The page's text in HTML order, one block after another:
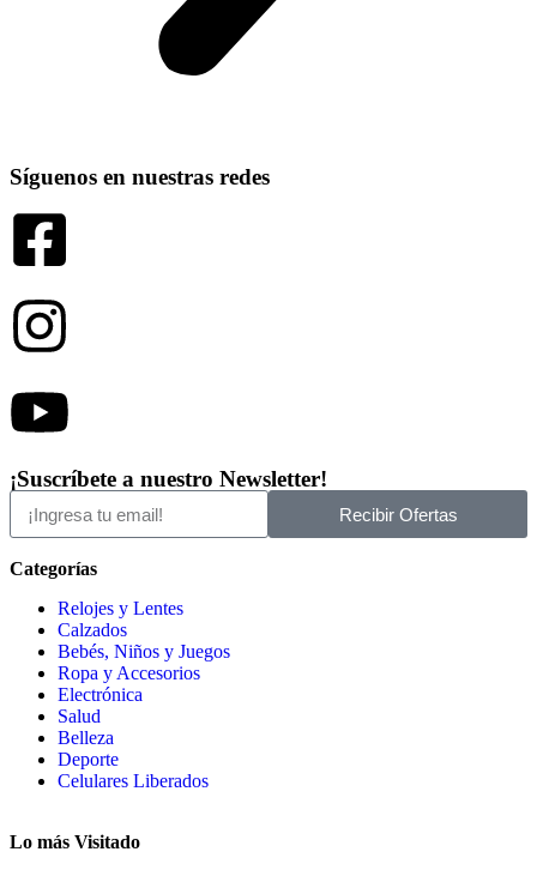
Síguenos en nuestras redes
¡Suscríbete a nuestro Newsletter!
Recibir Ofertas
Categorías
Relojes y Lentes
Calzados
Bebés, Niños y Juegos
Ropa y Accesorios
Electrónica
Salud
Belleza
Deporte
Celulares Liberados
Lo más Visitado